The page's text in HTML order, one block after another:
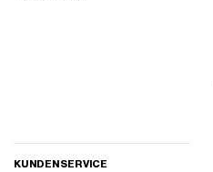
KUNDENSERVICE